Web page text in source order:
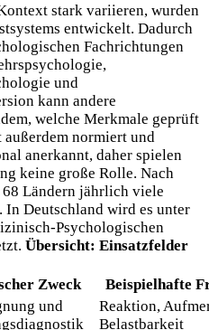
stark variieren, wurden
entwickelt. Dadurch
Fachrichtungen
und
kann andere
welche Merkmale geprüft
außerdem normiert und
anerkannt, daher spielen
keine große Rolle. Nach
68 Ländern jährlich viele
Deutschland wird es unter
Psychologischen
Übersicht: Einsatzfelder
Zweck
Beispielhafte
und
Reaktion,
Belastbarkeit